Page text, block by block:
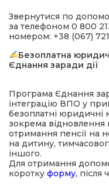
Звернутися по
за телефоном 0 800
номером: +38 (067)
Безоплатна
Єднання заради дії
Програма Єднання
інтеграцію ВПО у
безоплатні юридичні
зокрема відновлення
отримання пенсії на
на дитину,
іншого.
Для отримання
коротку форму, після